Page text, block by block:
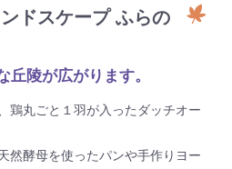
ドスケープ ふらの
丘陵が広がります。
鶏丸ごと１羽が入ったダッチオー
然酵母を使ったパンや手作りヨー